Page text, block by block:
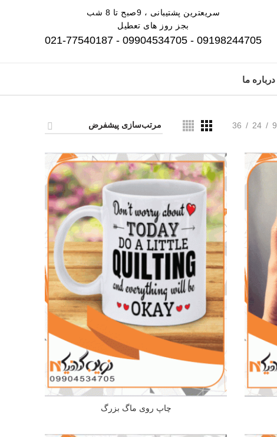
سریعترین پشتیبانی ، 9صبح تا 8 شب
بجز روز های تعطیل
09198244705 - 09904534705 - 021-77540187
درباره ما
9
24
36
چاپ روی ماگ بزرگ